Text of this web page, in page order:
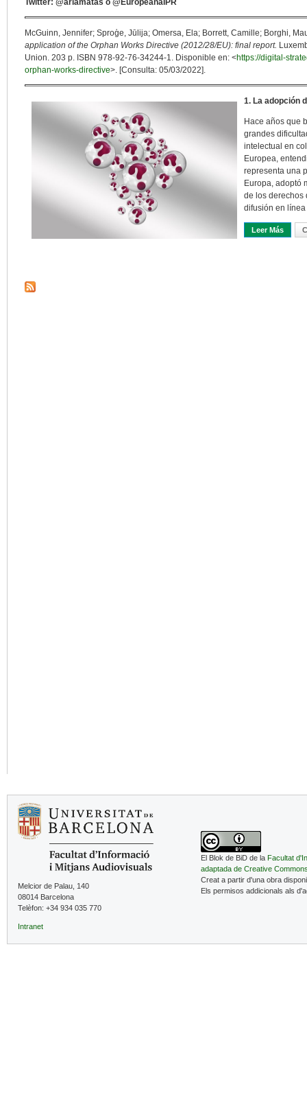
Twitter: @ariamatas o @EuropeanaIPR
McGuinn, Jennifer; Sproģe, Jūlija; Omersa, Ela; Borrett, Camille; Borghi,
application of the Orphan Works Directive (2012/28/EU): final report.
Union. 203 p. ISBN 978-92-76-34244-1. Disponible en: <https://digital-
orphan-works-directive>. [Consulta: 05/03/2022].
1. La adopción
Hace años que
grandes
intelectual en
Europea,
representa una
Europa, adoptó
de los derechos
difusión en
Leer Más
Melcior de Palau, 140
08014 Barcelona
Telèfon: +34 934 035 770
Intranet
El Blok de BiD de la Facultat
adaptada de Creative
Creat a partir d'una obra
Els permisos addicionals als